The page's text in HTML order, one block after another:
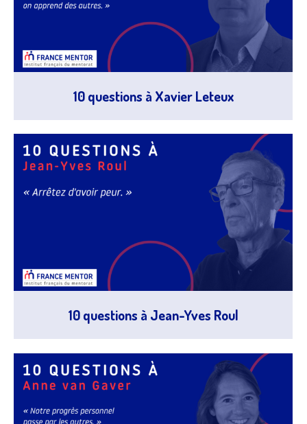
10 questions à Xavier Leteux
10 questions à Jean-Yves Roul